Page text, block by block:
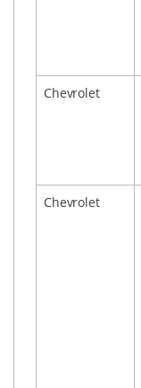
Chevrolet
Chevrolet